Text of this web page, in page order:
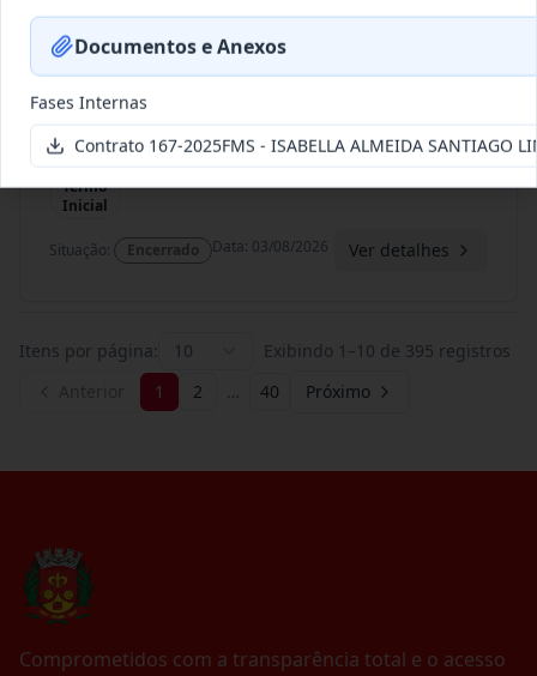
Situação: Encerrado Data:03/08/2026 Ver detalhes
2023
Termo
Inicial
prestação de serviços de...
Situação: Encerrado Data: 03/08/2026 Ver detalhes
Itens por página: 10 Exibindo 1 –10 de 395 registros
1 2 … 40 Próximo
Comprometidos com a transparência total e o acesso
Documentos e Anexos
Fases Internas
Contrato 167-2025FMS - ISABELLA ALMEIDA SANTIAGO